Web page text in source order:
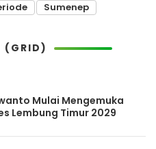
Sumenep
(GRID)
Mulai Mengemuka
Lembung Timur 2029